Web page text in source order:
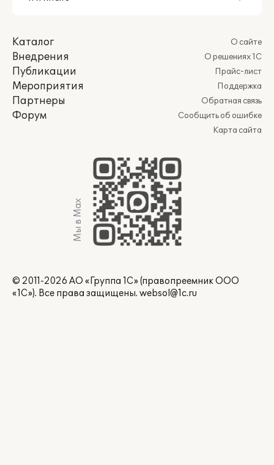
Каталог
Внедрения
Публикации
Мероприятия
Партнеры
Форум
О сайте
О решениях 1С
Прайс-лист
Поддержка
Обратная связь
Сообщить об ошибке
Карта сайта
Мы в Max
© 2011-2026 АО «Группа 1С» (правопреемник ООО
«1С»). Все права защищены. websol@1c.ru